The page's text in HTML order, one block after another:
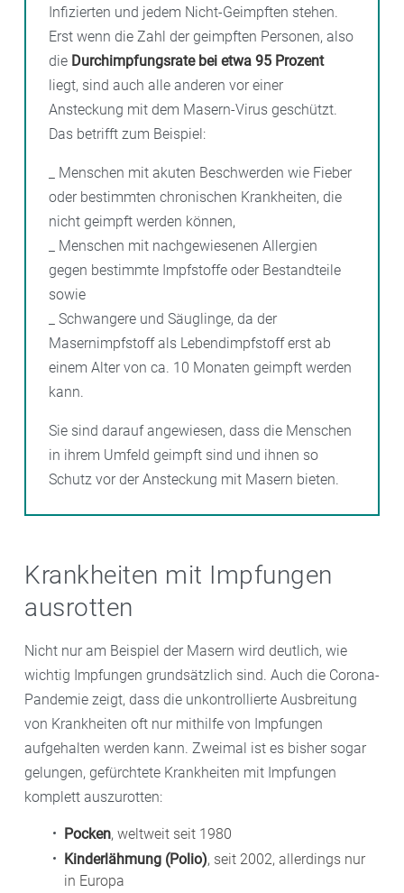
Infizierten und jedem Nicht-Geimpften stehen.
Erst wenn die Zahl der geimpften Personen, also
die Durchimpfungsrate bei etwa 95 Prozent
liegt, sind auch alle anderen vor einer
Ansteckung mit dem Masern-Virus geschützt.
Das betrifft zum Beispiel:
_ Menschen mit akuten Beschwerden wie Fieber
oder bestimmten chronischen Krankheiten, die
nicht geimpft werden können,
_ Menschen mit nachgewiesenen Allergien
gegen bestimmte Impfstoffe oder Bestandteile
sowie
_ Schwangere und Säuglinge, da der
Masernimpfstoff als Lebendimpfstoff erst ab
einem Alter von ca. 10 Monaten geimpft werden
kann.
Sie sind darauf angewiesen, dass die Menschen
in ihrem Umfeld geimpft sind und ihnen so
Schutz vor der Ansteckung mit Masern bieten.
Krankheiten mit Impfungen
ausrotten
Nicht nur am Beispiel der Masern wird deutlich, wie
wichtig Impfungen grundsätzlich sind. Auch die Corona-
Pandemie zeigt, dass die unkontrollierte Ausbreitung
von Krankheiten oft nur mithilfe von Impfungen
aufgehalten werden kann. Zweimal ist es bisher sogar
gelungen, gefürchtete Krankheiten mit Impfungen
komplett auszurotten:
Pocken, weltweit seit 1980
Kinderlähmung (Polio), seit 2002, allerdings nur
in Europa